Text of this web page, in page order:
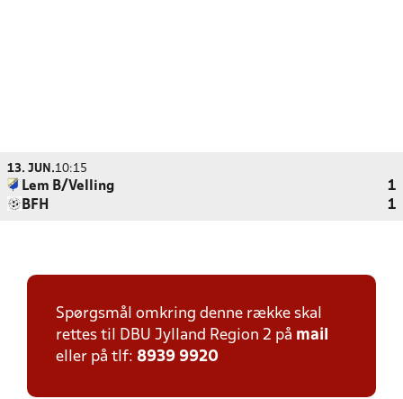
13. JUN.10:15
Lem B/Velling
1
BFH
1
Spørgsmål omkring denne række skal
rettes til DBU Jylland Region 2 på mail
eller på tlf: 8939 9920